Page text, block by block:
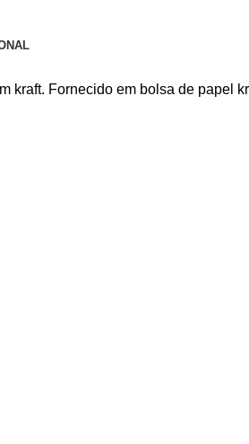
kraft. Fornecido em bolsa de papel